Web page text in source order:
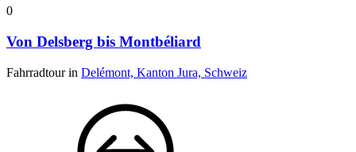
0
Von Delsberg bis Montbéliard
Fahrradtour in Delémont, Kanton Jura, Schweiz